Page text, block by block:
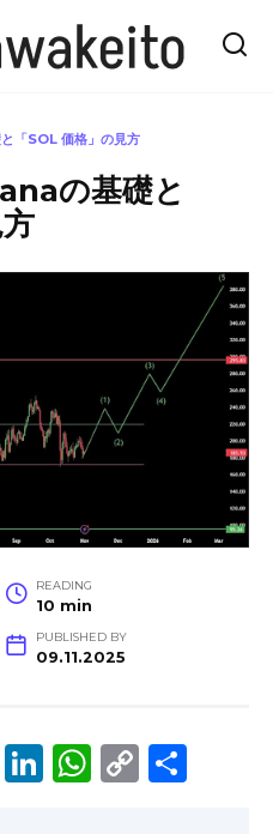
「SOL 価格」の見方
の基礎と
READING
10 min
PUBLISHED BY
09.11.2025
R
Li W C